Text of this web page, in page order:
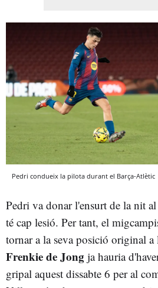
Pedri condueix la pilota durant el Barça-Atlètic
Pedri va donar l'ensurt de la nit
té cap lesió. Per tant, el
tornar a la seva posició original a
Frenkie de Jong ja hauria
gripal aquest dissabte 6 per al